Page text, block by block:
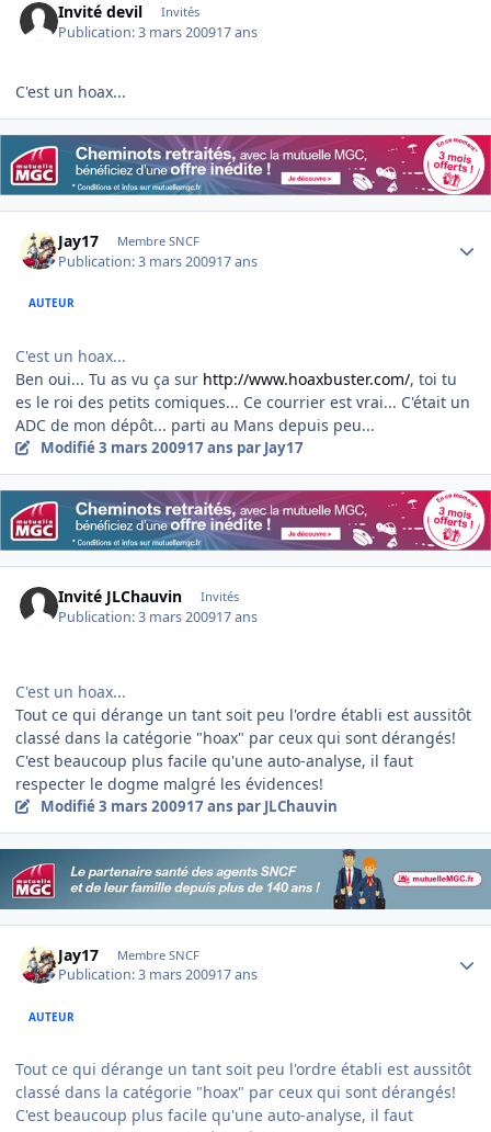
Invité devil Invités
Publication:3 mars 200917 ans
C'est un hoax...
Jay17 Membre SNCF
Publication:3 mars 200917 ans
AUTEUR
C'est un hoax...
Ben oui... Tu as vu ça sur http://www.hoaxbuster.com/, toi tu
es le roi des petits comiques... Ce courrier est vrai... C'était un
ADC de mon dépôt... parti au Mans depuis peu...
Modifié3 mars 200917 ans par Jay17
Invité JLChauvin Invités
Publication:3 mars 200917 ans
C'est un hoax...
Tout ce qui dérange un tant soit peu l'ordre établi est aussitôt
classé dans la catégorie "hoax" par ceux qui sont dérangés!
C'est beaucoup plus facile qu'une auto-analyse, il faut
respecter le dogme malgré les évidences!
Modifié3 mars 200917 ans par JLChauvin
Jay17 Membre SNCF
Publication:3 mars 200917 ans
AUTEUR
Tout ce qui dérange un tant soit peu l'ordre établi est aussitôt
classé dans la catégorie "hoax" par ceux qui sont dérangés!
C'est beaucoup plus facile qu'une auto-analyse, il faut